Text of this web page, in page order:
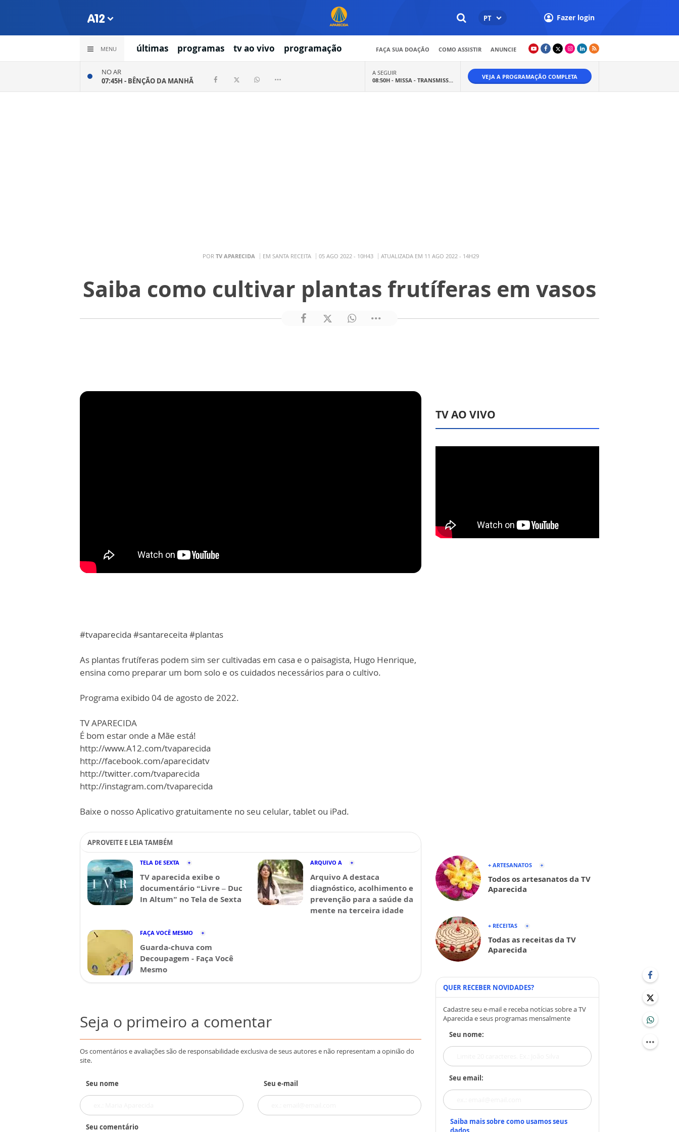
PT Fazer login
MENU últimas programas tv ao vivo programação FAÇA SUA DOAÇÃO COMO ASSISTIR ANUNCIE
NO AR
07:45H - BÊNÇÃO DA MANHÃ
A SEGUIR
08:50H - MISSA - TRANSMISS... VEJA A PROGRAMAÇÃO COMPLETA
POR TV APARECIDA EM SANTA RECEITA 05 AGO 2022 - 10H43 ATUALIZADA EM 11 AGO 2022 - 14H29
Saiba como cultivar plantas frutíferas em vasos
#tvaparecida #santareceita #plantas
As plantas frutíferas podem sim ser cultivadas em casa e o paisagista, Hugo Henrique,
ensina como preparar um bom solo e os cuidados necessários para o cultivo.
Programa exibido 04 de agosto de 2022.
TV APARECIDA
É bom estar onde a Mãe está!
http://www.A12.com/tvaparecida
http://facebook.com/aparecidatv
http://twitter.com/tvaparecida
http://instagram.com/tvaparecida
Baixe o nosso Aplicativo gratuitamente no seu celular, tablet ou iPad.
APROVEITE E LEIA TAMBÉM
TELA DE SEXTA
TV aparecida exibe o
documentário “Livre – Duc
In Altum” no Tela de Sexta
ARQUIVO A
Arquivo A destaca
diagnóstico, acolhimento e
prevenção para a saúde da
mente na terceira idade
FAÇA VOCÊ MESMO
Guarda-chuva com
Decoupagem - Faça Você
Mesmo
Seja o primeiro a comentar
Os comentários e avaliações são de responsabilidade exclusiva de seus autores e não representam a opinião do
site.
Seu nome Seu e-mail
Seu comentário
TV AO VIVO
+ ARTESANATOS
Todos os artesanatos da TV
Aparecida
+ RECEITAS
Todas as receitas da TV
Aparecida
QUER RECEBER NOVIDADES?
Cadastre seu e-mail e receba notícias sobre a TV
Aparecida e seus programas mensalmente
Seu nome:
Seu email:
Saiba mais sobre como usamos seus